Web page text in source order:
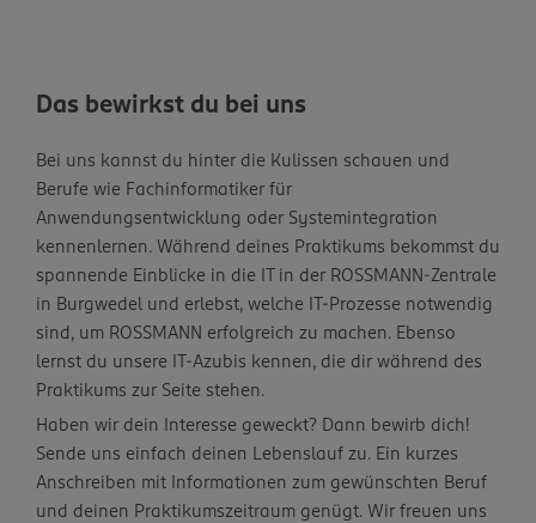
Das bewirkst du bei uns
Bei uns kannst du hinter die Kulissen schauen und
Berufe wie Fachinformatiker für
Anwendungsentwicklung oder Systemintegration
kennenlernen. Während deines Praktikums bekommst du
spannende Einblicke in die IT in der ROSSMANN-Zentrale
in Burgwedel und erlebst, welche IT-Prozesse notwendig
sind, um ROSSMANN erfolgreich zu machen. Ebenso
lernst du unsere IT-Azubis kennen, die dir während des
Praktikums zur Seite stehen.
Haben wir dein Interesse geweckt? Dann bewirb dich!
Sende uns einfach deinen Lebenslauf zu. Ein kurzes
Anschreiben mit Informationen zum gewünschten Beruf
und deinen Praktikumszeitraum genügt. Wir freuen uns